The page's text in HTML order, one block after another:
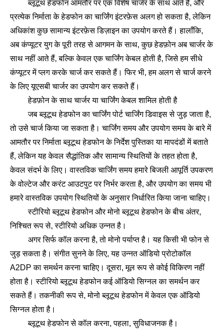
ब्लूटूथ हेडफोन आमतौर पर एक विशेष चार्जर के साथ आते हैं, और
प्रत्येक निर्माता के हेडफोन का चार्जिंग इंटरफ़ेस अलग हो सकता है, लेकिन
अधिकांश कुछ सामान्य इंटरफ़ेस डिज़ाइन का उपयोग करते हैं। हालाँकि,
अब कंप्यूटर युग के पूरी तरह से आगमन के साथ, कुछ हेडफ़ोन अब चार्जर के
साथ नहीं आते हैं, बल्कि केवल एक चार्जिंग केबल होती है, जिसे हम सीधे
कंप्यूटर में प्लग करके चार्ज कर सकते हैं। फिर भी, हम अलग से चार्ज करने
के लिए यूएसबी चार्जर का उपयोग कर सकते हैं।
हेडफ़ोन के साथ चार्जर या चार्जिंग केबल शामिल होती है
जब ब्लूटूथ हेडफोन का चार्जिंग पोर्ट चार्जिंग डिवाइस से जुड़ जाता है,
तो उसे चार्ज किया जा सकता है। चार्जिंग समय और उपयोग समय के बारे में
आमतौर पर निर्माता ब्लूटूथ हेडफोन के निर्देश पुस्तिका या मापदंडों में बताते
हैं, लेकिन यह केवल सैद्धांतिक और सामान्य स्थितियों के तहत होता है,
केवल संदर्भ के लिए। वास्तविक चार्जिंग समय हमारे बिजली आपूर्ति उपकरण
के वोल्टेज और करंट आउटपुट पर निर्भर करता है, और उपयोग का समय भी
हमारे वास्तविक उपयोग स्थितियों के अनुसार निर्धारित किया जाना चाहिए।
स्टीरियो ब्लूटूथ हेडफोन और मोनो ब्लूटूथ हेडफोन के बीच अंतर,
निश्चित रूप से, स्टीरियो अधिक उन्नत है।
अगर सिर्फ कॉल करना है, तो मोनो पर्याप्त है। यह किसी भी फोन से
जुड़ सकता है। संगीत सुनने के लिए, यह उन्नत ऑडियो प्रोटोकॉल
A2DP का समर्थन करना चाहिए। दूसरा, मूल रूप से कोई विकिरण नहीं
होता है। स्टीरियो ब्लूटूथ हेडफोन कई ऑडियो सिग्नल का समर्थन कर
सकते हैं। तकनीकी रूप से, मोनो ब्लूटूथ हेडफोन में केवल एक ऑडियो
सिग्नल होता है।
ब्लूटूथ हेडफोन से कॉल करना, पहला, सुविधाजनक है।